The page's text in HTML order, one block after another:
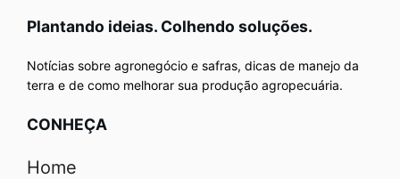
Plantando ideias. Colhendo soluções.
Notícias sobre agronegócio e safras, dicas de manejo da
terra e de como melhorar sua produção agropecuária.
CONHEÇA
Home